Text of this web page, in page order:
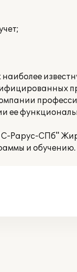
ее
Рарус-СПб"
и обучению.